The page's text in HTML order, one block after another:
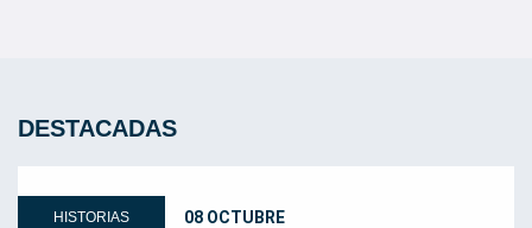
DESTACADAS
HISTORIAS 08 OCTUBRE